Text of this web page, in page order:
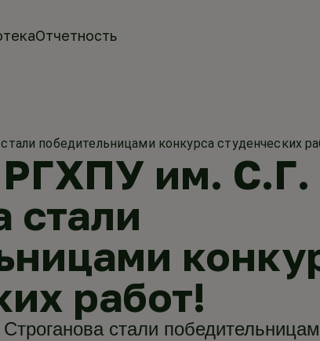
Отчетность
победительницами конкурса студенческих
им. С.Г.
стали
работ!
стали